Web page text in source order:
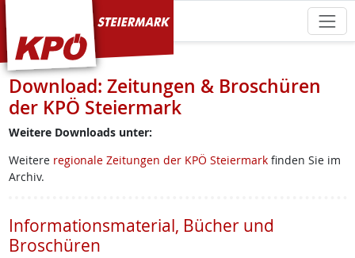
KPÖ Steiermark
Download: Zeitungen & Broschüren
der KPÖ Steiermark
Weitere Downloads unter:
Weitere regionale Zeitungen der KPÖ Steiermarkfinden Sie im
Archiv.
Informationsmaterial, Bücher und
Broschüren